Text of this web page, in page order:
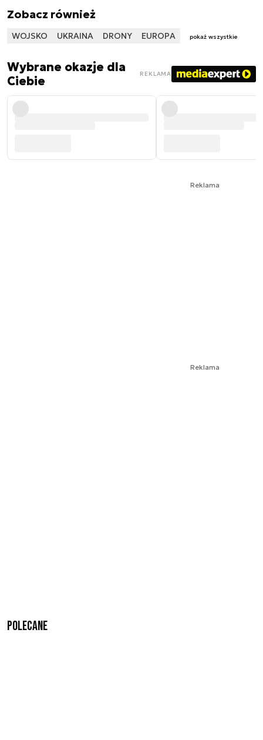
Zobacz również
WOJSKO UKRAINA DRONY EUROPA pokaż wszystkie
Wybrane okazje dla
Ciebie
REKLAMA
Reklama
Reklama
Polecane